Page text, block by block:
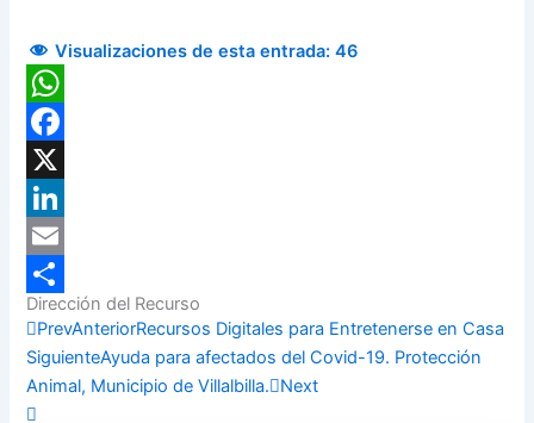
Visualizaciones de esta entrada: 46
WhatsApp
Facebook
X
LinkedIn
Email
Compartir
Dirección del Recurso
PrevAnteriorRecursos Digitales para Entretenerse en Casa
SiguienteAyuda para afectados del Covid-19. Protección
Animal, Municipio de Villalbilla.
Next